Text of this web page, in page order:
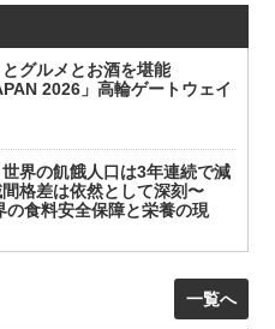
グルメとお酒を堪能
2026」高輪ゲートウェイ
界の飢餓人口は3年連続で減
格差は依然として深刻〜
の食料安全保障と栄養の現
一覧へ